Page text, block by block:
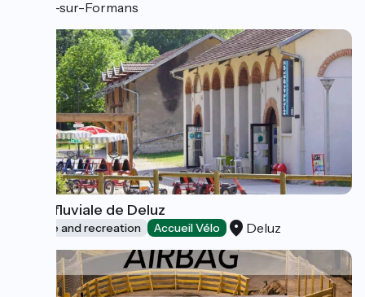
Ars-sur-Formans
Halte fluviale de Deluz
Leisure and recreation Accueil Vélo Deluz